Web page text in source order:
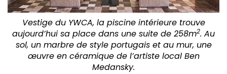
Vestige du YWCA, la piscine intérieure trouve
aujourd’hui sa place dans une suite de 258m2. Au
sol, un marbre de style portugais et au mur, une
œuvre en céramique de l’artiste local Ben
Medansky.